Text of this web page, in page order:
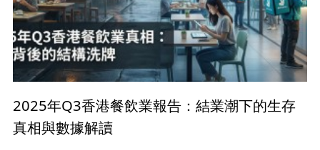
2025年Q3香港餐飲業報告：結業潮下的生存
真相與數據解讀